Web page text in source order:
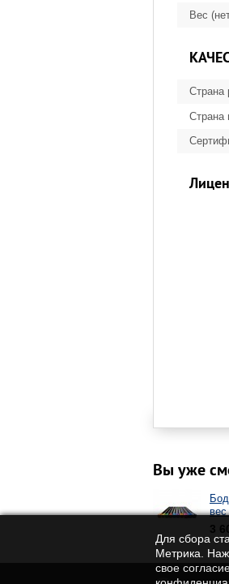
Вес
Страна
Страна
Вы уже
вес
3
Для сбора
Метрика.
свое